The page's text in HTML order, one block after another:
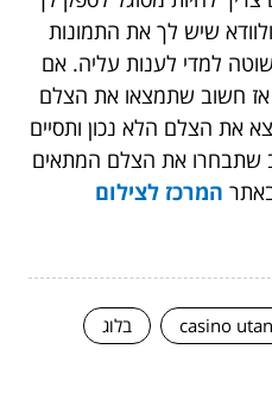
שיש לך את התמונות
למדי לענות עליה. אם
אז חשוב שתמצאו את הצלם
את הצלם הלא נכון ותסיים
שתבחרו את הצלם המתאים
המרכז לצילום
casino
בלוג